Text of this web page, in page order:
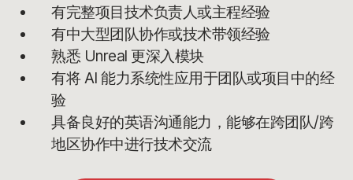
有完整项目技术负责人或主程经验
有中大型团队协作或技术带领经验
熟悉 Unreal 更深入模块
有将 AI 能力系统性应用于团队或项目中的经
验
具备良好的英语沟通能力，能够在跨团队/跨
地区协作中进行技术交流